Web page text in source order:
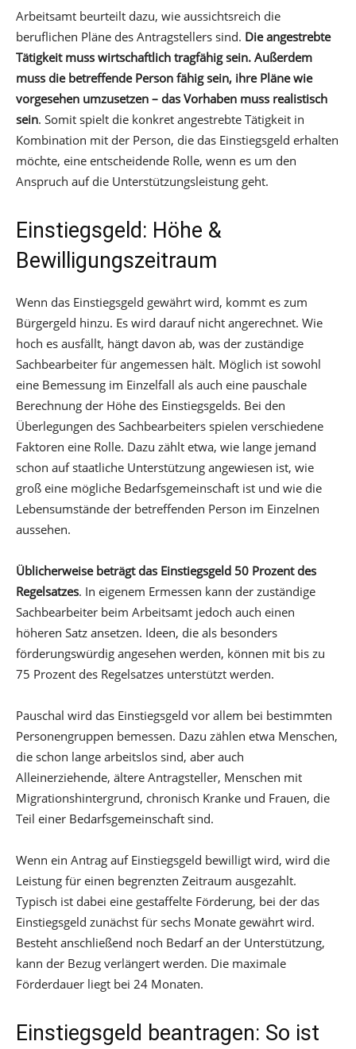
Arbeitsamt beurteilt dazu, wie aussichtsreich die
beruflichen Pläne des Antragstellers sind. Die angestrebte
Tätigkeit muss wirtschaftlich tragfähig sein. Außerdem
muss die betreffende Person fähig sein, ihre Pläne wie
vorgesehen umzusetzen – das Vorhaben muss realistisch
sein. Somit spielt die konkret angestrebte Tätigkeit in
Kombination mit der Person, die das Einstiegsgeld erhalten
möchte, eine entscheidende Rolle, wenn es um den
Anspruch auf die Unterstützungsleistung geht.
Einstiegsgeld: Höhe &
Bewilligungszeitraum
Wenn das Einstiegsgeld gewährt wird, kommt es zum
Bürgergeld hinzu. Es wird darauf nicht angerechnet. Wie
hoch es ausfällt, hängt davon ab, was der zuständige
Sachbearbeiter für angemessen hält. Möglich ist sowohl
eine Bemessung im Einzelfall als auch eine pauschale
Berechnung der Höhe des Einstiegsgelds. Bei den
Überlegungen des Sachbearbeiters spielen verschiedene
Faktoren eine Rolle. Dazu zählt etwa, wie lange jemand
schon auf staatliche Unterstützung angewiesen ist, wie
groß eine mögliche Bedarfsgemeinschaft ist und wie die
Lebensumstände der betreffenden Person im Einzelnen
aussehen.
Üblicherweise beträgt das Einstiegsgeld 50 Prozent des
Regelsatzes. In eigenem Ermessen kann der zuständige
Sachbearbeiter beim Arbeitsamt jedoch auch einen
höheren Satz ansetzen. Ideen, die als besonders
förderungswürdig angesehen werden, können mit bis zu
75 Prozent des Regelsatzes unterstützt werden.
Pauschal wird das Einstiegsgeld vor allem bei bestimmten
Personengruppen bemessen. Dazu zählen etwa Menschen,
die schon lange arbeitslos sind, aber auch
Alleinerziehende, ältere Antragsteller, Menschen mit
Migrationshintergrund, chronisch Kranke und Frauen, die
Teil einer Bedarfsgemeinschaft sind.
Wenn ein Antrag auf Einstiegsgeld bewilligt wird, wird die
Leistung für einen begrenzten Zeitraum ausgezahlt.
Typisch ist dabei eine gestaffelte Förderung, bei der das
Einstiegsgeld zunächst für sechs Monate gewährt wird.
Besteht anschließend noch Bedarf an der Unterstützung,
kann der Bezug verlängert werden. Die maximale
Förderdauer liegt bei 24 Monaten.
Einstiegsgeld beantragen: So ist